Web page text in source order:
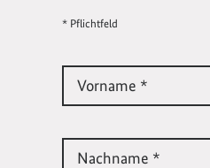
* Pflichtfeld
Vorname *
Nachname *